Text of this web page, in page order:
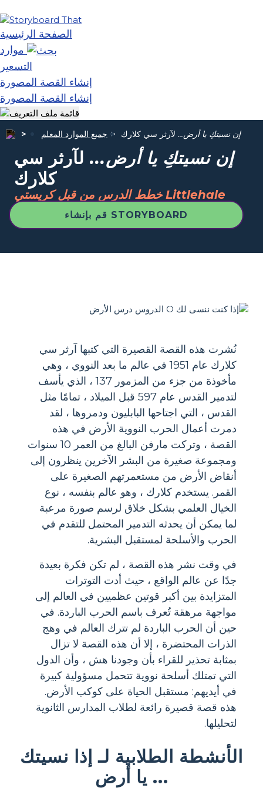
الصفحة الرئيسية
موارد
التسعير
إنشاء القصة المصورة
إنشاء القصة المصورة
جميع الموارد المعلم إن نسيتكِ يا أرض... لآرثر سي كلارك
إن نسيتكِ يا أرض... لآرثر سي
كلارك
خطط الدرس من قبل كريستي Littlehale
قم بإنشاء STORYBOARD
نُشرت هذه القصة القصيرة التي كتبها آرثر سي
كلارك عام 1951 في عالم ما بعد النووي ، وهي
مأخوذة من جزء من المزمور 137 ، الذي يأسف
لتدمير القدس عام 597 قبل الميلاد ، تمامًا مثل
القدس ، التي اجتاحها البابليون ودمروها ، لقد
دمرت أعمال الحرب النووية الأرض في هذه
القصة ، وتركت مارفن البالغ من العمر 10 سنوات
ومجموعة صغيرة من البشر الآخرين ينظرون إلى
أنقاض الأرض من مستعمرتهم الصغيرة على
القمر. يستخدم كلارك ، وهو عالم بنفسه ، نوع
الخيال العلمي بشكل خلاق لرسم صورة مرعبة
لما يمكن أن يحدثه التدمير المحتمل للتقدم في
الحرب والأسلحة لمستقبل البشرية.
في وقت نشر هذه القصة ، لم تكن فكرة بعيدة
جدًا عن عالم الواقع ، حيث أدت التوترات
المتزايدة بين أكبر قوتين عظميين في العالم إلى
مواجهة مرهقة تُعرف باسم الحرب الباردة. في
حين أن الحرب الباردة لم تترك العالم في وهج
الذرات المحتضرة ، إلا أن هذه القصة لا تزال
بمثابة تحذير للقراء بأن وجودنا هش ، وأن الدول
التي تمتلك أسلحة نووية تتحمل مسؤولية كبيرة
في أيديهم: مستقبل الحياة على كوكب الأرض.
هذه قصة قصيرة رائعة لطلاب المدارس الثانوية
لتحليلها.
الأنشطة الطلابية لـ إذا نسيتك
يا أرض ...